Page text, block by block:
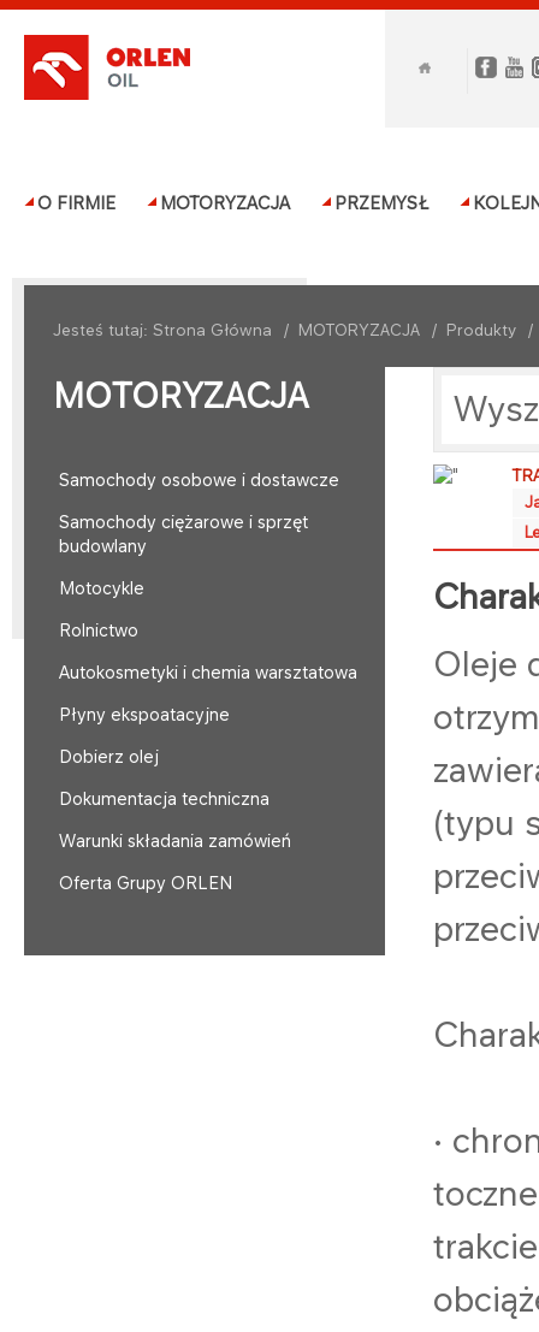
O FIRMIE MOTORYZACJA PRZEMYSŁ
Jesteś tutaj: Strona Główna / MOTORYZACJA / Produkty
MOTORYZACJA
Samochody osobowe i dostawcze
Samochody ciężarowe i sprzęt
budowlany
Motocykle
Rolnictwo
Autokosmetyki i chemia warsztatowa
Płyny ekspoatacyjne
Dobierz olej
Dokumentacja techniczna
Warunki składania zamówień
Oferta Grupy ORLEN
Oleje
(typu
•